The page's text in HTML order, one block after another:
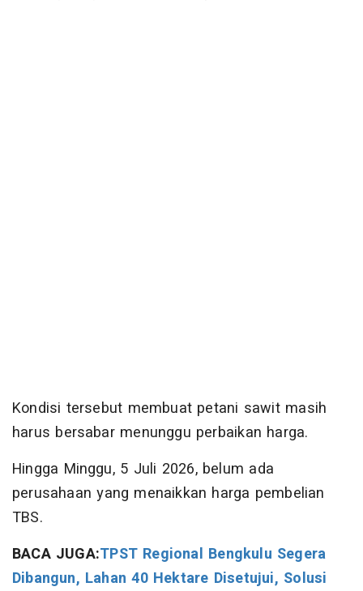
Kondisi tersebut membuat petani sawit masih
harus bersabar menunggu perbaikan harga.
Hingga Minggu, 5 Juli 2026, belum ada
perusahaan yang menaikkan harga pembelian
TBS.
BACA JUGA:TPST Regional Bengkulu Segera
Dibangun, Lahan 40 Hektare Disetujui, Solusi